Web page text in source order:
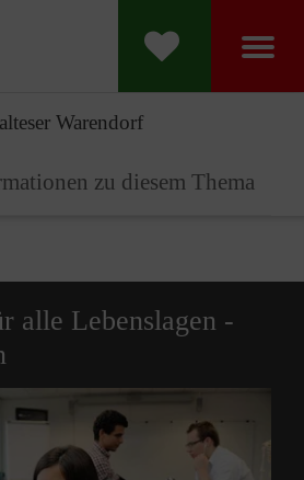
Warendorf
zu diesem Thema
alle Lebenslagen -